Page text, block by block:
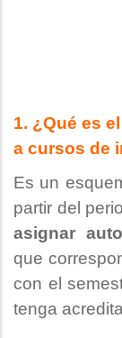
1. ¿Qué es
a cursos de
Es un
partir del
asignar
que
con el
tenga